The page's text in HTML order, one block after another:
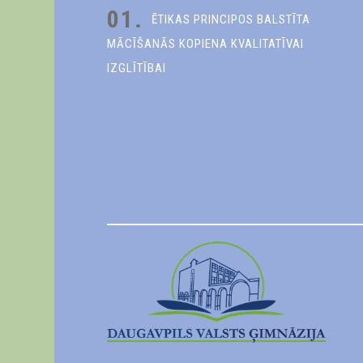
01.
ĒTIKAS PRINCIPOS BALSTĪTA
MĀCĪŠANĀS KOPIENA KVALITATĪVAI
IZGLĪTĪBAI